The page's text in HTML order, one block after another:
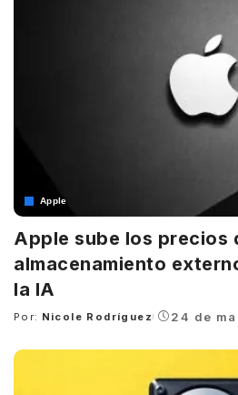
Apple
Apple sube los precios
almacenamiento
la IA
Posted
Por: Nicole Rodríguez 24 de